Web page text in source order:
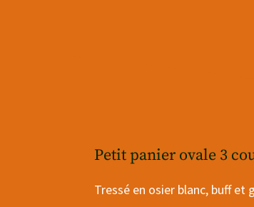
Petit panier ovale 3
Tressé en osier blanc, buff et